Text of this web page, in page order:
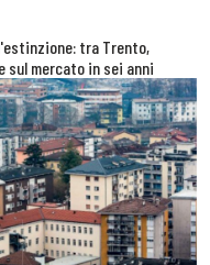
tra Trento,
sul mercato in sei anni